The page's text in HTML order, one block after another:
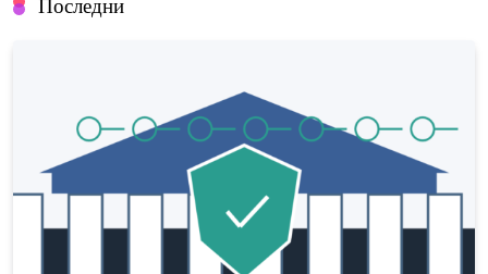
Последни